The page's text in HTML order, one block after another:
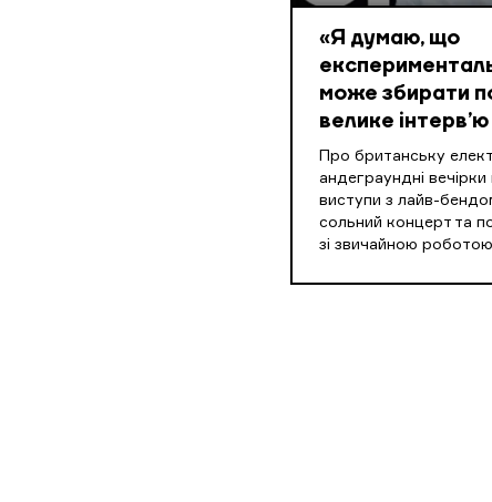
«Я думаю, що
може збирати
велике інтерв’ю
Про британську
андеграундні вечірки
виступи з лайв-
сольний концерт та
зі звичайною